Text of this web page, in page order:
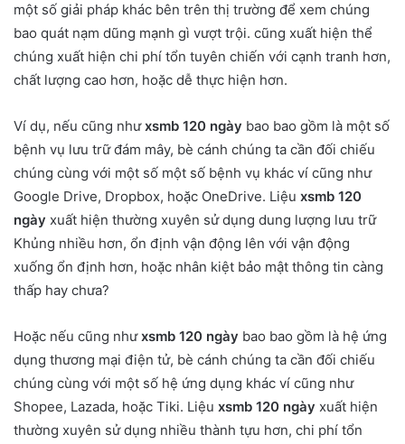
một số giải pháp khác bên trên thị trường để xem chúng
bao quát nạm dũng mạnh gì vượt trội. cũng xuất hiện thể
chúng xuất hiện chi phí tổn tuyên chiến với cạnh tranh hơn,
chất lượng cao hơn, hoặc dễ thực hiện hơn.
Ví dụ, nếu cũng nhưxsmb 120 ngày bao bao gồm là một số
bệnh vụ lưu trữ đám mây, bè cánh chúng ta cần đối chiếu
chúng cùng với một số một số bệnh vụ khác ví cũng như
Google Drive, Dropbox, hoặc OneDrive. Liệu xsmb 120
ngày xuất hiện thường xuyên sử dụng dung lượng lưu trữ
Khủng nhiều hơn, ổn định vận động lên với vận động
xuống ổn định hơn, hoặc nhân kiệt bảo mật thông tin càng
thấp hay chưa?
Hoặc nếu cũng nhưxsmb 120 ngày bao bao gồm là hệ ứng
dụng thương mại điện tử, bè cánh chúng ta cần đối chiếu
chúng cùng với một số hệ ứng dụng khác ví cũng như
Shopee, Lazada, hoặc Tiki. Liệu xsmb 120 ngày xuất hiện
thường xuyên sử dụng nhiều thành tựu hơn, chi phí tổn